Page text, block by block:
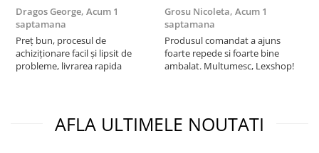
Puzzle 70 piese
Puzzle cu 100 piese
Puzzle cu 200 piese
Puzzle 1000 piese panorama
Dragos George, Acum 1
saptamana
Preț bun, procesul de
achiziționare facil și lipsit de
probleme, livrarea rapida
Grosu Nicoleta, Acum 1
saptamana
Produsul comandat a ajuns
foarte repede si foarte bine
ambalat. Multumesc, Lexshop!
AFLA ULTIMELE NOUTATI